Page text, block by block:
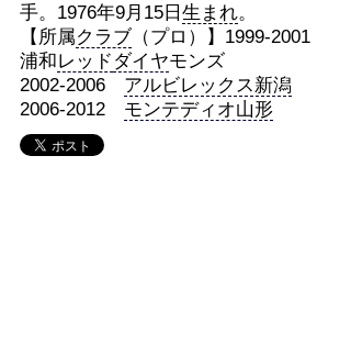
手。1976年9月15日 生まれ。
【所属クラブ（プロ）】1999-2001
浦和レッド ダイヤモンズ
2002-2006 アルビレックス新潟
2006-2012 モンテディオ山形